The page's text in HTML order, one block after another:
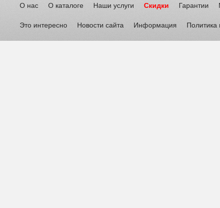
О нас О каталоге Наши услуги Скидки Гарантии
Это интересно Новости сайта Информация Политика